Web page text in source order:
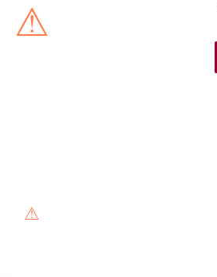
⚠
⚠